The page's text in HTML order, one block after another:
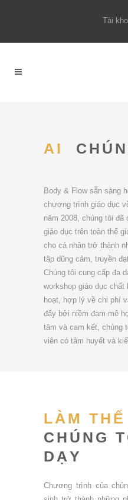
Tài
AI
Body & Flow sẵn sàng
chương trình giáo dục
năm 2008, chúng tôi
giáo dục trên toàn thế
cho cá nhân trở thành
tập dũng cảm, truyền
Chúng tôi cung cấp đa
workshop giáo dục
hoạt, hợp lý về chi phí
đẩy bởi niềm đam mê
tâm và cam kết, chúng
viên có tâm huyết và
LÀM
CHÚNG
DẠY
Chương trình của